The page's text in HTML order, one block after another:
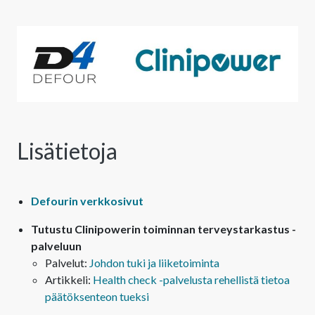
Lisätietoja
Defourin verkkosivut
Tutustu Clinipowerin toiminnan terveystarkastus -
palveluun
Palvelut: Johdon tuki ja liiketoiminta
Artikkeli: Health check -palvelusta rehellistä tietoa
päätöksenteon tueksi